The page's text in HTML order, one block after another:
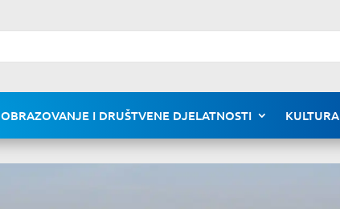
OBRAZOVANJE I DRUŠTVENE DJELATNOSTI KULTURA